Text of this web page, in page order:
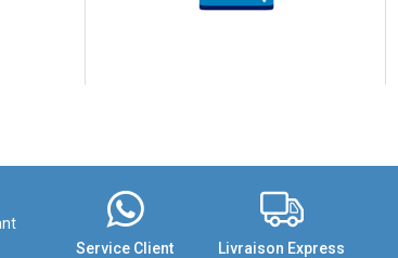
Service Client Livraison Express